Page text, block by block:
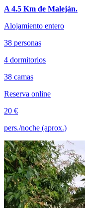
A 4.5 Km de Maleján.
Alojamiento entero
38 personas
4 dormitorios
38 camas
Reserva online
20 €
pers./noche (aprox.)